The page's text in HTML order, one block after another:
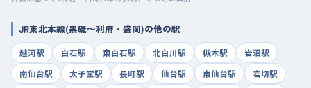
JR東北本線(黒磯～利府・盛岡)の他の駅
越河駅 白石駅 東白石駅 北白川駅 槻木駅
岩沼駅
南仙台駅
太子堂駅 長町駅 仙台駅 東仙台駅
岩切駅